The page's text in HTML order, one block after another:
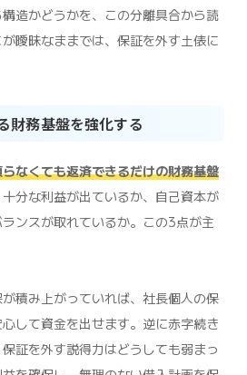
造かどうかを、この分離具合から読
曖昧なままでは、保証を外す土俵に
財務基盤を強化する
なくても返済できるだけの財務基盤
分な利益が出ているか、自己資本が
ンスが取れているか。この3点が主
積み上がっていれば、社長個人の保
して資金を出せます。逆に赤字続き
証を外す説得力はどうしても弱まっ